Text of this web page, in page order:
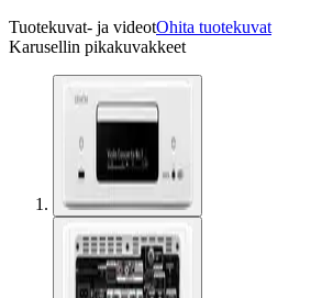
Tuotekuvat- ja videotOhita tuotekuvat
Karusellin pikakuvakkeet